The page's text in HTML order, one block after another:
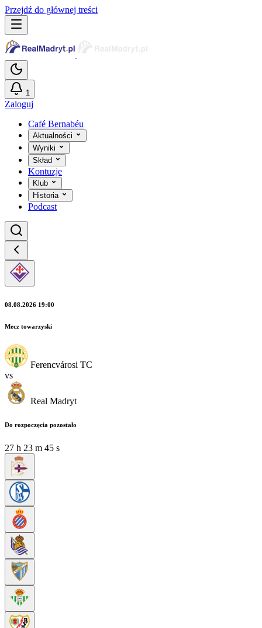
Przejdź do głównej treści
1
Zaloguj
Café Bernabéu
Aktualności
Wyniki
Skład
Kontuzje
Klub
Historia
Podcast
08.08.2026 19:00
Mecz towarzyski
Ferencvárosi TC
vs
Real Madryt
Do rozpoczęcia pozostało
27 h 23 m 44 s